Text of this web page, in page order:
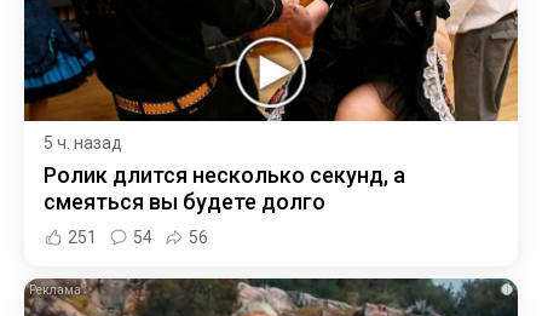
5 ч. назад
Ролик длится несколько секунд, а
смеяться вы будете долго
251 54 56
i